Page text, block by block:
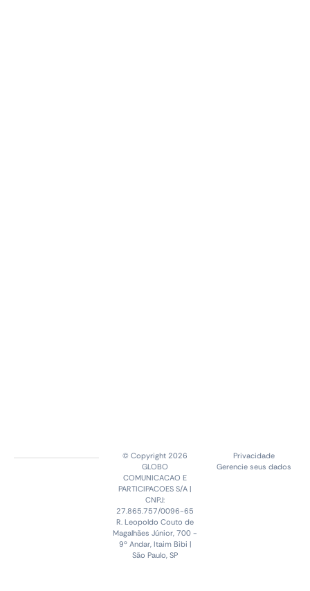
© Copyright 2026
GLOBO
COMUNICACAO E
PARTICIPACOES S/A |
CNPJ:
27.865.757/0096-65
R. Leopoldo Couto de
Magalhães Júnior, 700 -
9º Andar, Itaim Bibi |
São Paulo, SP
Privacidade
Gerencie seus dados